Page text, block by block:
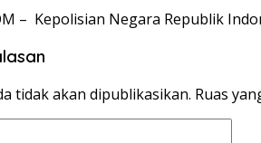
– Kepolisian Negara Republik
tidak akan dipublikasikan. Ruas